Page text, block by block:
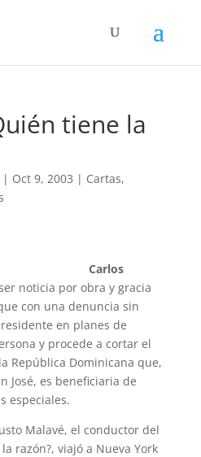
tiene la
| Oct 9, 2003 | Cartas,
Carlos
noticia por obra y gracia
con una denuncia sin
en planes de
y procede a cortar el
República Dominicana que,
José, es beneficiaria de
especiales.
Malavé, el conductor del
razón?, viajó a Nueva York